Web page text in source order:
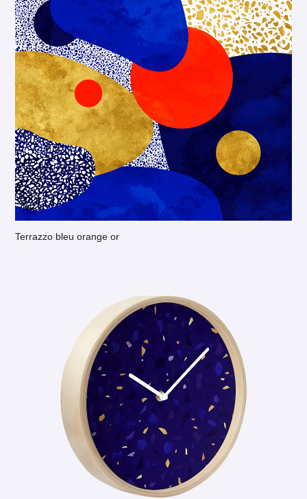
Terrazzo bleu orange or